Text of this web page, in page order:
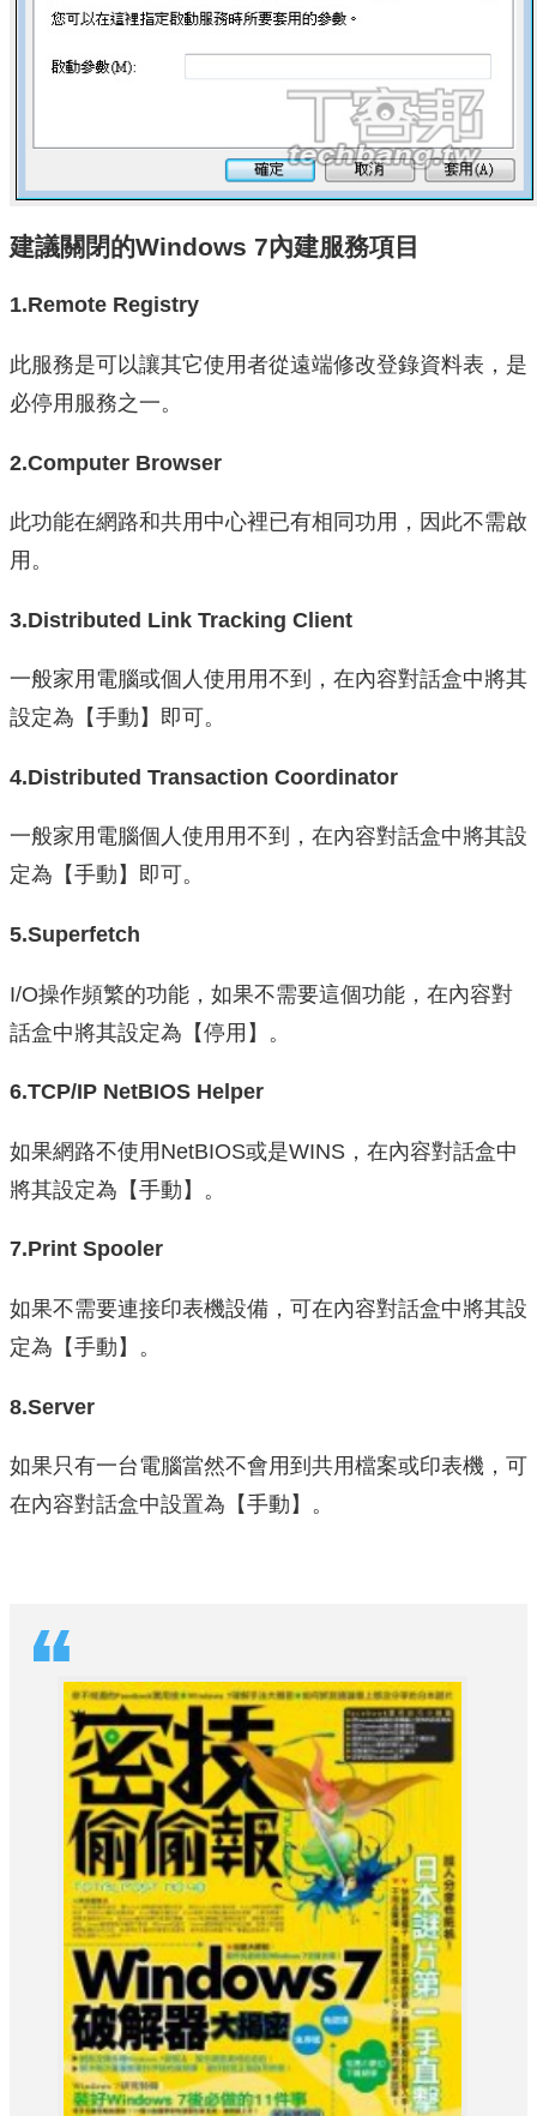
建議關閉的Windows 7內建服務項目
1.Remote Registry
此服務是可以讓其它使用者從遠端修改登錄資料表，是
必停用服務之一。
2.Computer Browser
此功能在網路和共用中心裡已有相同功用，因此不需啟
用。
3.Distributed Link Tracking Client
一般家用電腦或個人使用用不到，在內容對話盒中將其
設定為【手動】即可。
4.Distributed Transaction Coordinator
一般家用電腦個人使用用不到，在內容對話盒中將其設
定為【手動】即可。
5.Superfetch
I/O操作頻繁的功能，如果不需要這個功能，在內容對
話盒中將其設定為【停用】。
6.TCP/IP NetBIOS Helper
如果網路不使用NetBIOS或是WINS，在內容對話盒中
將其設定為【手動】。
7.Print Spooler
如果不需要連接印表機設備，可在內容對話盒中將其設
定為【手動】。
8.Server
如果只有一台電腦當然不會用到共用檔案或印表機，可
在內容對話盒中設置為【手動】。